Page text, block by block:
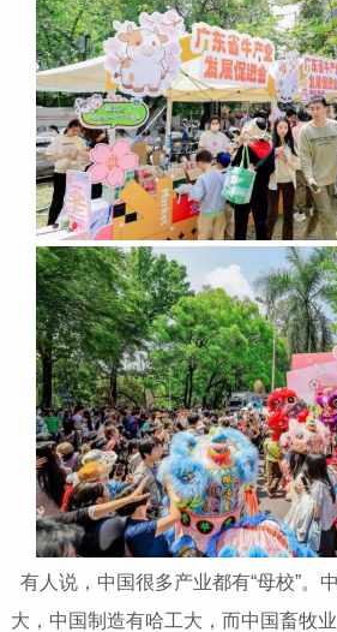
有人说，中国很多产业都有“母校”。
大，中国制造有哈工大，而中国畜牧